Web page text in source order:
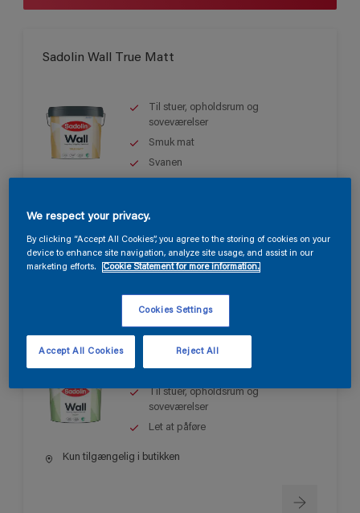
Sadolin Wall True Matt
Til stuer, opholdsrum og
soveværelser
Smuk mat
Svanen
Sadolin Wall Matt
Til stuer, opholdsrum og
soveværelser
Let at påføre
Kun tilgængelig i butikken
We respect your privacy.
By clicking “Accept All Cookies”, you agree to the storing of cookies on your
device to enhance site navigation, analyze site usage, and assist in our
marketing efforts.
Cookie Statement for more information.
Cookies Settings
Reject All
Accept All Cookies